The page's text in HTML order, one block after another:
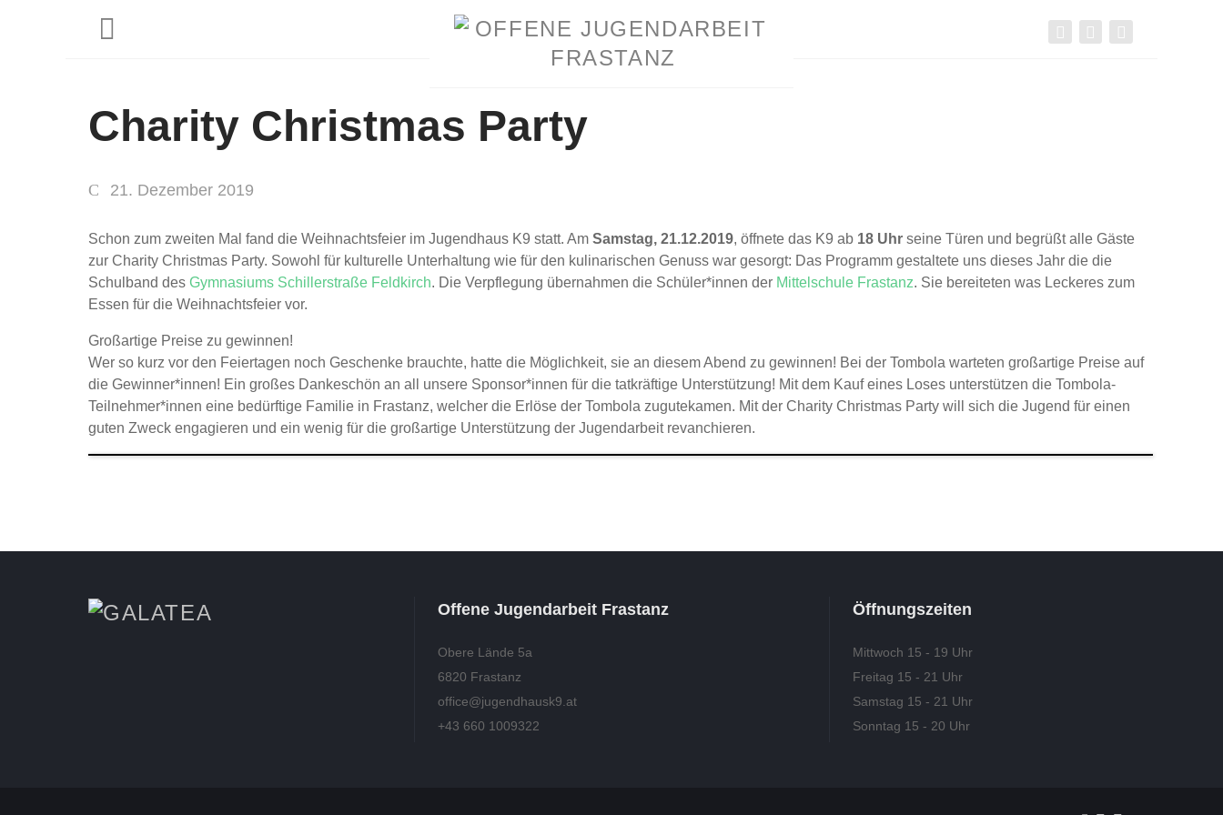
Charity Christmas Party
21. Dezember 2019
Schon zum zweiten Mal fand die Weihnachtsfeier im Jugendhaus K9 statt. Am Samstag, 21.12.2019, öffnete das K9 ab 18 Uhr seine Türen und begrüßt alle Gäste
zur Charity Christmas Party. Sowohl für kulturelle Unterhaltung wie für den kulinarischen Genuss war gesorgt: Das Programm gestaltete uns dieses Jahr die die
Schulband des Gymnasiums Schillerstraße Feldkirch. Die Verpflegung übernahmen die Schüler*innen der Mittelschule Frastanz. Sie bereiteten was Leckeres zum
Essen für die Weihnachtsfeier vor.
Großartige Preise zu gewinnen!
Wer so kurz vor den Feiertagen noch Geschenke brauchte, hatte die Möglichkeit, sie an diesem Abend zu gewinnen! Bei der Tombola warteten großartige Preise auf
die Gewinner*innen! Ein großes Dankeschön an all unsere Sponsor*innen für die tatkräftige Unterstützung! Mit dem Kauf eines Loses unterstützen die Tombola-
Teilnehmer*innen eine bedürftige Familie in Frastanz, welcher die Erlöse der Tombola zugutekamen. Mit der Charity Christmas Party will sich die Jugend für einen
guten Zweck engagieren und ein wenig für die großartige Unterstützung der Jugendarbeit revanchieren.
Offene Jugendarbeit Frastanz
Obere Lände 5a
6820 Frastanz
office@jugendhausk9.at
+43 660 1009322
Öffnungszeiten
Mittwoch 15 - 19 Uhr
Freitag 15 - 21 Uhr
Samstag 15 - 21 Uhr
Sonntag 15 - 20 Uhr